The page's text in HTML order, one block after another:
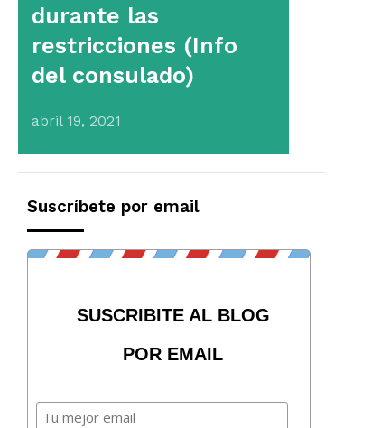
durante las
restricciones (Info
del consulado)
abril 19, 2021
Suscríbete por email
SUSCRIBITE AL BLOG
POR EMAIL